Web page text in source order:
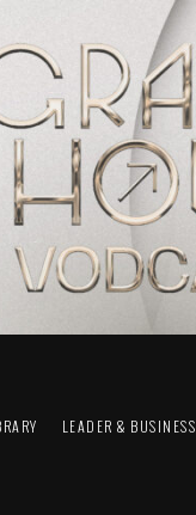
LEADER & BUSINESS